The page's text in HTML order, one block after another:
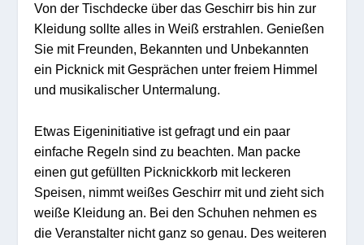
Von der Tischdecke über das Geschirr bis hin zur
Kleidung sollte alles in Weiß erstrahlen. Genießen
Sie mit Freunden, Bekannten und Unbekannten
ein Picknick mit Gesprächen unter freiem Himmel
und musikalischer Untermalung.
Etwas Eigeninitiative ist gefragt und ein paar
einfache Regeln sind zu beachten. Man packe
einen gut gefüllten Picknickkorb mit leckeren
Speisen, nimmt weißes Geschirr mit und zieht sich
weiße Kleidung an. Bei den Schuhen nehmen es
die Veranstalter nicht ganz so genau. Des weiteren